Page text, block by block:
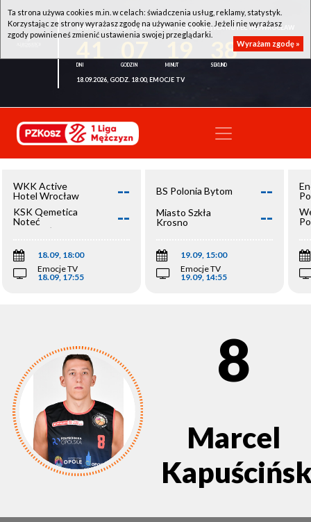
WKK ACTIVE HOTEL WROCŁAW - KSK QEMETICA NOTEĆ INOWROCŁAW
38
18.09.2026, GODZ. 18:00, EMOCJE TV
WKK Active
Hotel Wrocław
--
KSK Qemetica
Noteć
Inowrocław
--
18.09, 18:00
Emocje TV
18.09, 17:55
BS Polonia Bytom --
Miasto Szkła
Krosno
--
19.09, 15:00
Emocje TV
19.09, 14:55
8
Marcel
Ta strona używa cookies m.in. w celach: świadczenia usług, reklamy, statystyk.
Korzystając ze strony wyrażasz zgodę na używanie cookie. Jeżeli nie wyrażasz
zgody powinieneś zmienić ustawienia swojej przeglądarki.
Wyrażam zgodę »